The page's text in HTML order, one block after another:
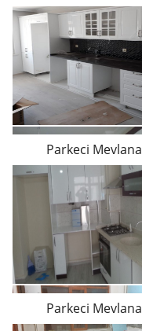
Parkeci Mevlana
Parkeci Mevlana